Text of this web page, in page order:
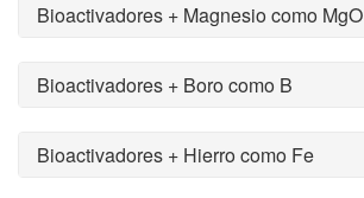
Bioactivadores + Magnesio como MgO
Bioactivadores + Boro como B
Bioactivadores + Hierro como Fe